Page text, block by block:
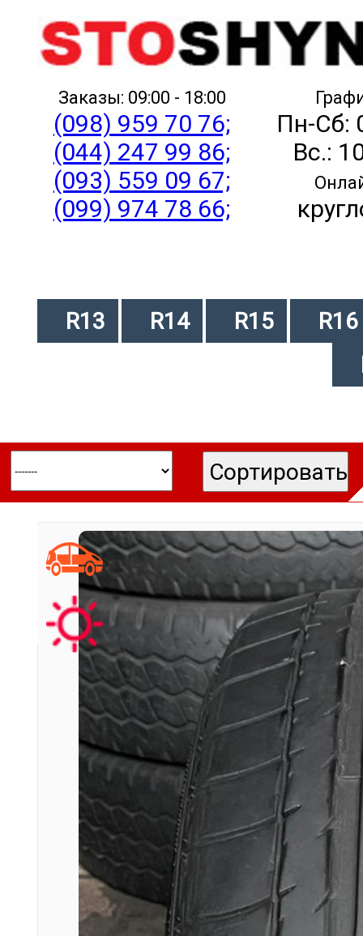
Заказы: 09:00 - 18:00
(098) 959 70 76;
(044) 247 99 86;
(093) 559 09 67;
(099) 974 78 66;
Пн-Сб:
Вс.:
R13 R14 R15
R16